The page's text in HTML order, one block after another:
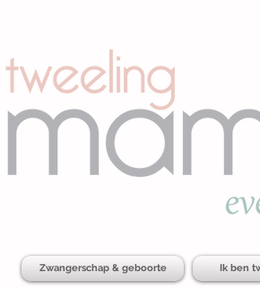
Zwangerschap & geboorte Ik ben